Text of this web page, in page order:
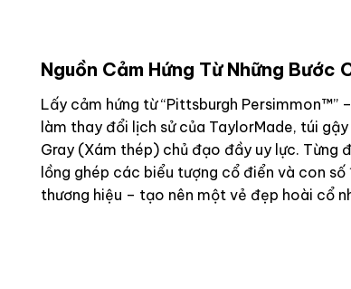
Nguồn Cảm Hứng Từ Những Bước
Lấy cảm hứng từ “Pittsburgh
làm thay đổi lịch sử của TaylorMade, túi
Gray (Xám thép) chủ đạo đầy uy lực. Từng
lồng ghép các biểu tượng cổ điển và con
thương hiệu – tạo nên một vẻ đẹp hoài cổ